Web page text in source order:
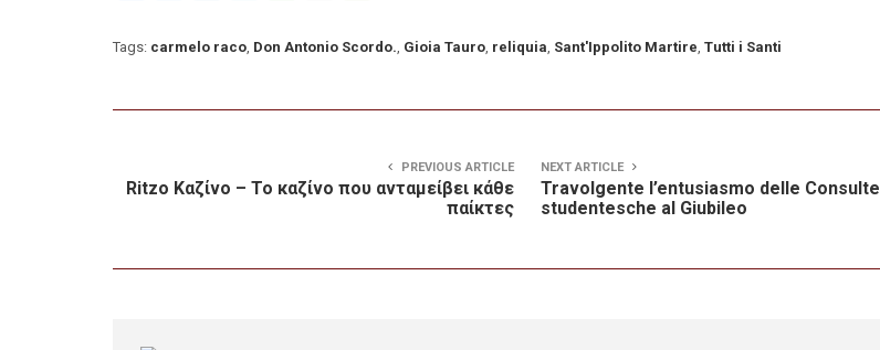
Tags: carmelo raco, Don Antonio Scordo., Gioia Tauro, reliquia, Sant'Ippolito Martire, Tutti i Santi
PREVIOUS ARTICLE
Ritzo Καζίνο – Το καζίνο που ανταμείβει κάθε
παίκτες
NEXT ARTICLE
Travolgente l’entusiasmo delle Consulte
studentesche al Giubileo